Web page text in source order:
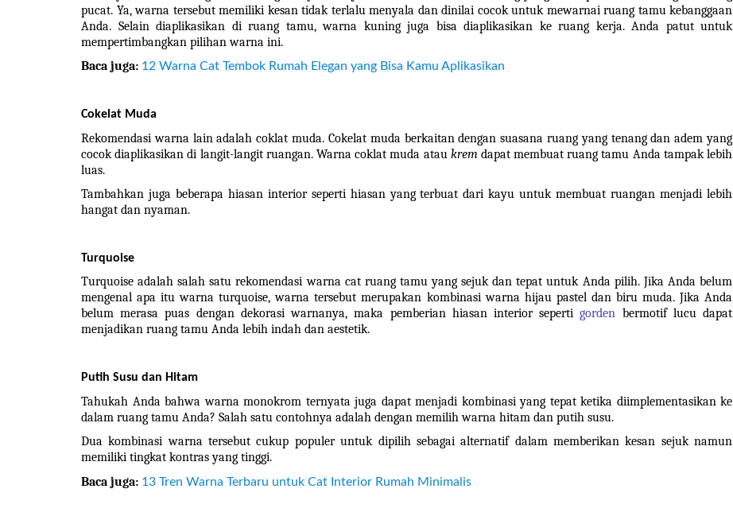
pucat. Ya, warna tersebut memiliki kesan tidak terlalu menyala dan dinilai cocok untuk mewarnai ruang tamu kebanggaan
Anda. Selain diaplikasikan di ruang tamu, warna kuning juga bisa diaplikasikan ke ruang kerja. Anda patut untuk
mempertimbangkan pilihan warna ini.
Baca juga: 12 Warna Cat Tembok Rumah Elegan yang Bisa Kamu Aplikasikan
Cokelat Muda
Rekomendasi warna lain adalah coklat muda. Cokelat muda berkaitan dengan suasana ruang yang tenang dan adem yang
cocok diaplikasikan di langit-langit ruangan. Warna coklat muda atau krem dapat membuat ruang tamu Anda tampak lebih
luas.
Tambahkan juga beberapa hiasan interior seperti hiasan yang terbuat dari kayu untuk membuat ruangan menjadi lebih
hangat dan nyaman.
Turquoise
Turquoise adalah salah satu rekomendasi warna cat ruang tamu yang sejuk dan tepat untuk Anda pilih. Jika Anda belum
mengenal apa itu warna turquoise, warna tersebut merupakan kombinasi warna hijau pastel dan biru muda. Jika Anda
belum merasa puas dengan dekorasi warnanya, maka pemberian hiasan interior seperti gorden bermotif lucu dapat
menjadikan ruang tamu Anda lebih indah dan aestetik.
Putih Susu dan Hitam
Tahukah Anda bahwa warna monokrom ternyata juga dapat menjadi kombinasi yang tepat ketika diimplementasikan ke
dalam ruang tamu Anda? Salah satu contohnya adalah dengan memilih warna hitam dan putih susu.
Dua kombinasi warna tersebut cukup populer untuk dipilih sebagai alternatif dalam memberikan kesan sejuk namun
memiliki tingkat kontras yang tinggi.
Baca juga: 13 Tren Warna Terbaru untuk Cat Interior Rumah Minimalis